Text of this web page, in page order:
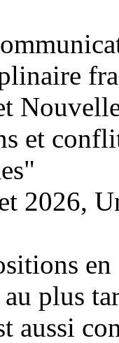
et
2026,
au plus
aussi